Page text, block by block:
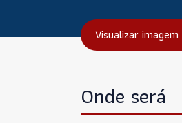
Visualizar
Onde será